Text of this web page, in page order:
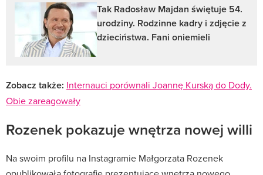
Tak Radosław Majdan świętuje 54.
urodziny. Rodzinne kadry i zdjęcie z
dzieciństwa. Fani oniemieli
Zobacz także: Internauci porównali Joannę Kurską do Dody.
Obie zareagowały
Rozenek pokazuje wnętrza nowej willi
Na swoim profilu na Instagramie Małgorzata Rozenek